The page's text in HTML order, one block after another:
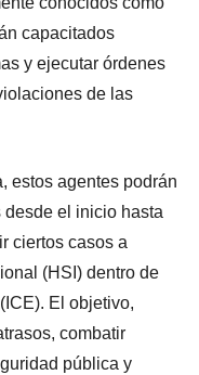
capacitados
y ejecutar órdenes
de las
estos agentes podrán
el inicio hasta
ciertos casos a
(HSI) dentro de
El objetivo,
combatir
pública y